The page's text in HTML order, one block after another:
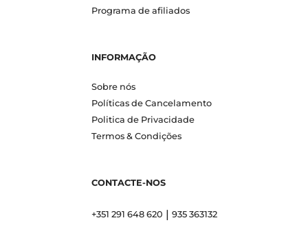
Programa de afiliados
INFORMAÇÃO
Sobre nós
Políticas de Cancelamento
Politica de Privacidade
Termos & Condições
CONTACTE-NOS
+351 291 648 620 | 935 363132